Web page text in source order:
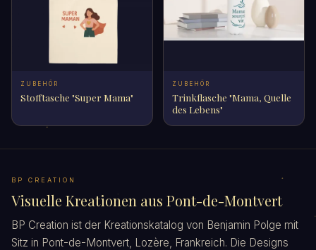
ZUBEHÖR
Stofftasche "Super Mama"
ZUBEHÖR
Trinkflasche "Mama, Quelle
des Lebens"
BP CREATION
Visuelle Kreationen aus Pont-de-Montvert
BP Creation ist der Kreationskatalog von Benjamin Polge mit
Sitz in Pont-de-Montvert, Lozère, Frankreich. Die Designs